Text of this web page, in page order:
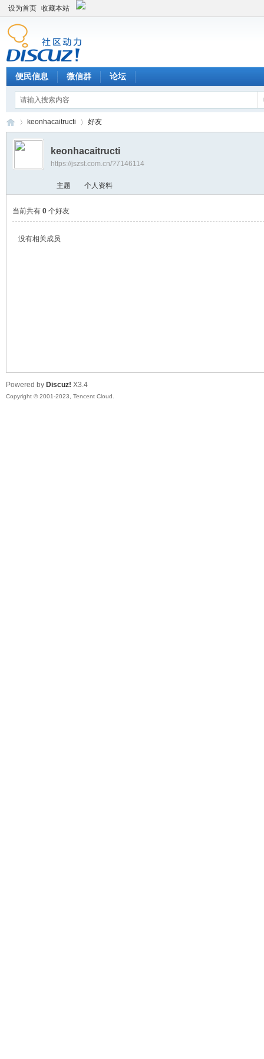
设为首页 收藏本站
便民信息 微信群 论坛
›
keonhacaitructi 好友
keonhacaitructi
https://jszst.com.cn/?7146114
主题 个人资料
当前共有 0个好友
没有相关成员
Powered by Discuz! X3.4
Copyright © 2001-2023, Tencent Cloud.